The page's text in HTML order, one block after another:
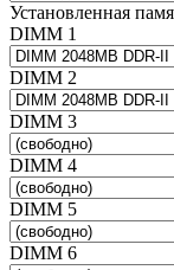
Установленная
DIMM 1
DIMM 2
DIMM 3
DIMM 4
DIMM 5
DIMM 6